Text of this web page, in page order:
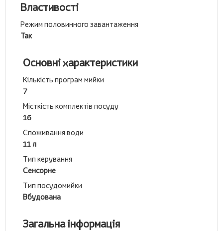
Властивості
Режим половинного завантаження
Так
Основні характеристики
Кількість програм мийки
7
Місткість комплектів посуду
16
Споживання води
11 л
Тип керування
Сенсорне
Тип посудомийки
Вбудована
Загальна інформація